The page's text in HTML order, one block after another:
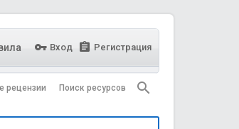
Вход Регистрация
рецензии Поиск ресурсов